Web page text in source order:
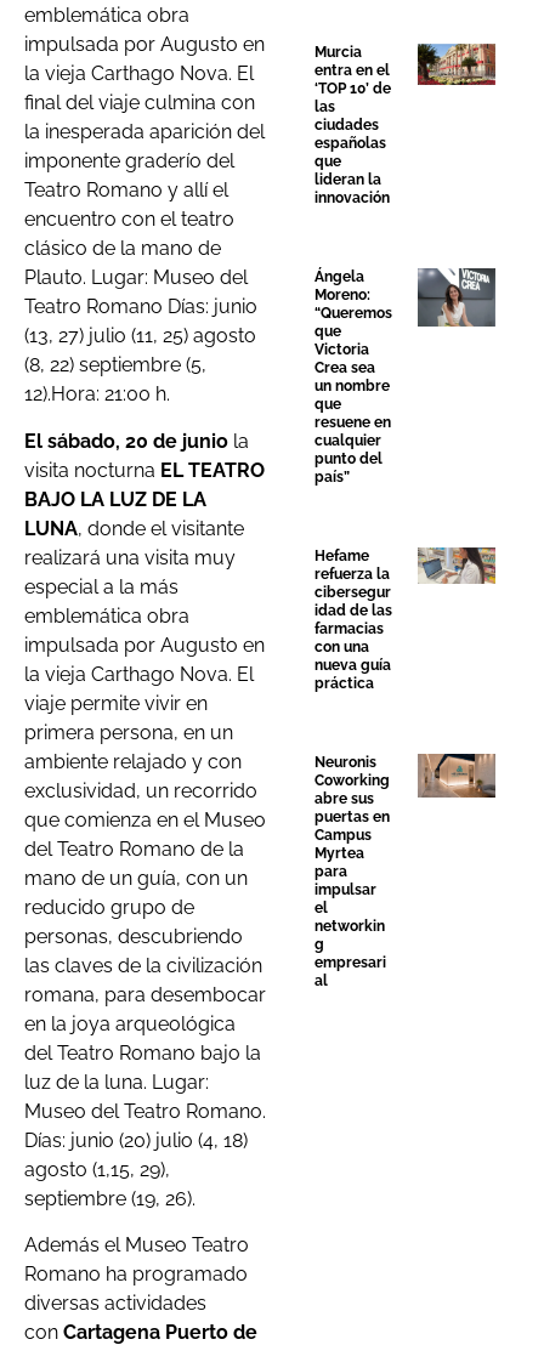
emblemática obra
impulsada por Augusto en
la vieja Carthago Nova. El
final del viaje culmina con
la inesperada aparición del
imponente graderío del
Teatro Romano y allí el
encuentro con el teatro
clásico de la mano de
Plauto. Lugar: Museo del
Teatro Romano Días: junio
(13, 27) julio (11, 25) agosto
(8, 22) septiembre (5,
12).Hora: 21:00 h.
El sábado, 20 de junio la
visita nocturna EL TEATRO
BAJO LA LUZ DE LA
LUNA, donde el visitante
realizará una visita muy
especial a la más
emblemática obra
impulsada por Augusto en
la vieja Carthago Nova. El
viaje permite vivir en
primera persona, en un
ambiente relajado y con
exclusividad, un recorrido
que comienza en el Museo
del Teatro Romano de la
mano de un guía, con un
reducido grupo de
personas, descubriendo
las claves de la civilización
romana, para desembocar
en la joya arqueológica
del Teatro Romano bajo la
luz de la luna. Lugar:
Museo del Teatro Romano.
Días: junio (20) julio (4, 18)
agosto (1,15, 29),
septiembre (19, 26).
Además el Museo Teatro
Romano ha programado
diversas actividades
con Cartagena Puerto de
Murcia
entra en el
‘TOP 10’ de
las
ciudades
españolas
que
lideran la
innovación
Ángela
Moreno:
“Queremos
que
Victoria
Crea sea
un nombre
que
resuene en
cualquier
punto del
país”
Hefame
refuerza la
cibersegur
idad de las
farmacias
con una
nueva guía
práctica
Neuronis
Coworking
abre sus
puertas en
Campus
Myrtea
para
impulsar
el
networkin
g
empresari
al